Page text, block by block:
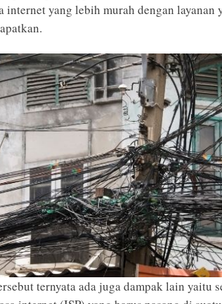
internet yang lebih murah dengan layanan
ternyata ada juga dampak lain yaitu